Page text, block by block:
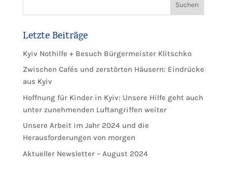
Suchen
Letzte Beiträge
Kyiv Nothilfe + Besuch Bürgermeister Klitschko
Zwischen Cafés und zerstörten Häusern: Eindrücke
aus Kyiv
Hoffnung für Kinder in Kyiv: Unsere Hilfe geht auch
unter zunehmenden Luftangriffen weiter
Unsere Arbeit im Jahr 2024 und die
Herausforderungen von morgen
Aktueller Newsletter – August 2024